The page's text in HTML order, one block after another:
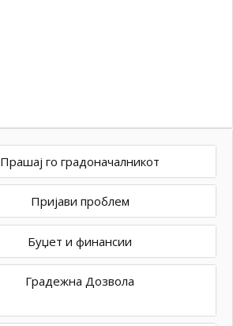
Прашај го градоначалникот
Пријави проблем
Буџет и финансии
Градежна Дозвола